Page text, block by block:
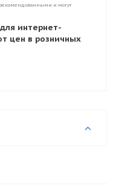
и могут
интернет-
цен в розничных